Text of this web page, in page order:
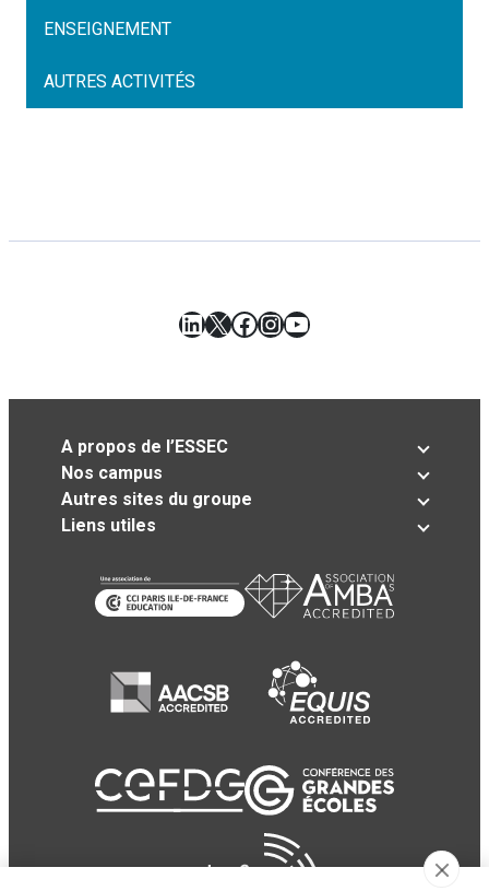
ENSEIGNEMENT
AUTRES ACTIVITÉS
LinkedIn
X Facebook
Instagram
YouTube
A propos de l’ESSEC
Nos campus
Autres sites du groupe
Liens utiles